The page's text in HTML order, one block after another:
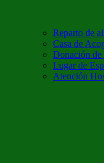
Reparto de
Casa de
Donación de
Lugar de
Atención